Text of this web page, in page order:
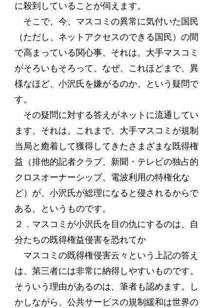
に殺到していることが伺えます。
そこで、今、マスコミの異常に気付いた国民
（ただし、ネットアクセスのできる国民）の間
で高まっている関心事、それは、大手マスコミ
がそろいもそろって、なぜ、これほどまで、異
様なほど、小沢氏を嫌がるのか、という疑問で
す。
その疑問に対する答えがネットに流通してい
ます、それは、これまで、大手マスコミが規制
当局と癒着して獲得してきたさまざまな既得権
益（排他的記者クラブ、新聞・テレビの独占的
クロスオーナーシップ、電波利用の特権化な
ど）が、小沢氏が総理になると侵されるからで
ある、というものです。
２．マスコミが小沢氏を目の仇にするのは、自
分たちの既得権益侵害を恐れてか
マスコミの既得権侵害云々という上記の答え
は、第三者には非常に納得しやすいものです。
そういう理由があるのは、筆者も認めます。し
かしながら、公共サービスの規制緩和は世界の